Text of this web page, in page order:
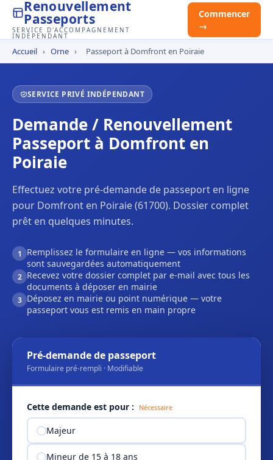
Renouvellement
Passeports
SERVICE D'ACCOMPAGNEMENT
INDÉPENDANT
Commencer
→
Accueil › Orne › Passeport à Domfront en Poiraie
SERVICE PRIVÉ INDÉPENDANT
Demande / Renouvellement
Passeport à Domfront en
Poiraie
Effectuez votre pré-demande de passeport en ligne
pour Domfront en Poiraie (61700). Dossier complet
prêt en quelques minutes.
1
Remplissez le formulaire en ligne — vos informations
sont sauvegardées automatiquement
2 Recevez votre dossier complet par e-mail avec tous les
documents à déposer en mairie
3 Déposez en mairie ou point numérique — votre
passeport vous est remis en main propre
Pré-demande de passeport
Formulaire pré-rempli · Modifiable
Cette demande est pour : Nécessaire
Majeur
Mineur de 15 à 18 ans